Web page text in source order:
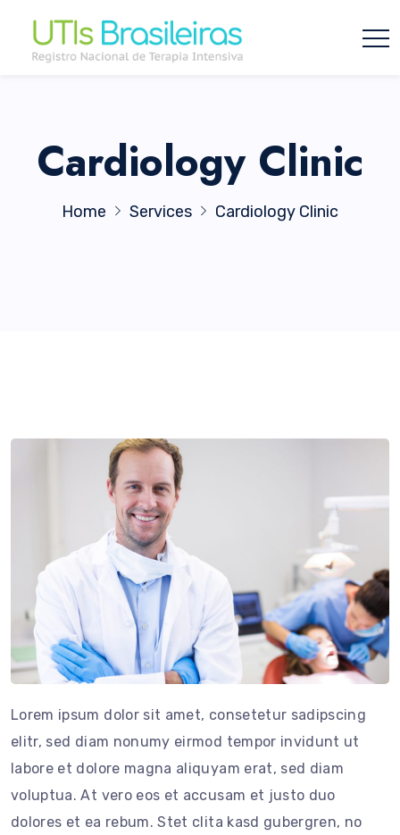
Cardiology Clinic
Home Services Cardiology Clinic
Lorem ipsum dolor sit amet, consetetur sadipscing
elitr, sed diam nonumy eirmod tempor invidunt ut
labore et dolore magna aliquyam erat, sed diam
voluptua. At vero eos et accusam et justo duo
dolores et ea rebum. Stet clita kasd gubergren, no